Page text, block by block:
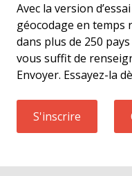
Avec la version
géocodage en temps
dans plus de 250
vous suffit de
Envoyer. Essayez-la
S'inscrire